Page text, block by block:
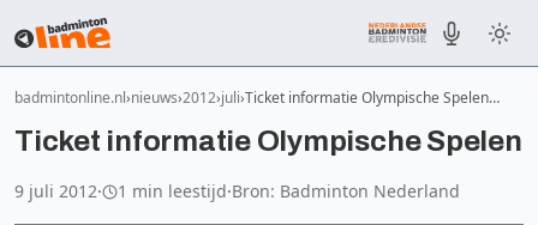
badmintonline.nl nieuws 2012 juli Ticket informatie Olympische Spelen…
Ticket informatie Olympische Spelen
9 juli 2012· 1 min leestijd·Bron: Badminton Nederland